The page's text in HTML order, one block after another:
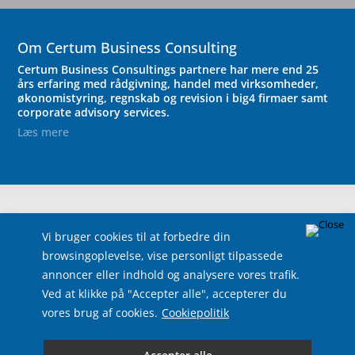
Vi bruger cookies til at forbedre din
browsingoplevelse, vise personligt tilpassede
annoncer eller indhold og analysere vores trafik.
Ved at klikke på "Accepter alle", accepterer du
vores brug af cookies. Cookiepolitik
Om Certum Business Consulting
Certum Business Consultings partnere har mere end 25
års erfaring med rådgivning, handel med virksomheder,
økonomistyring, regnskab og revision i big4 firmaer samt
corporate advisory services.
Læs mere